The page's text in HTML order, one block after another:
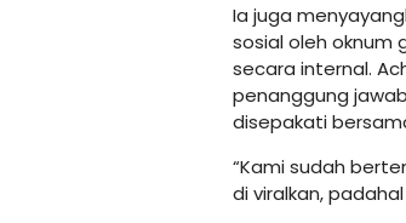
Ia juga
sosial oleh oknum
secara internal.
penanggung
disepakati
“Kami sudah
di viralkan,